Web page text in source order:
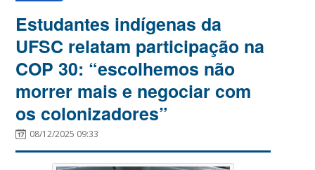
Estudantes indígenas da
UFSC relatam participação na
COP 30: “escolhemos não
morrer mais e negociar com
os colonizadores”
08/12/2025 09:33